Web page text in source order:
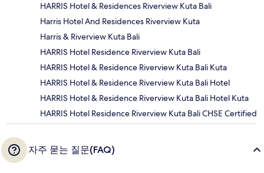
HARRIS Hotel & Residences Riverview Kuta Bali
Harris Hotel And Residences Riverview Kuta
Harris & Riverview Kuta Bali
HARRIS Hotel Residence Riverview Kuta Bali
HARRIS Hotel & Residence Riverview Kuta Bali Kuta
HARRIS Hotel & Residence Riverview Kuta Bali Hotel
HARRIS Hotel & Residence Riverview Kuta Bali Hotel Kuta
HARRIS Hotel Residence Riverview Kuta Bali CHSE Certified
자주 묻는 질문(FAQ)